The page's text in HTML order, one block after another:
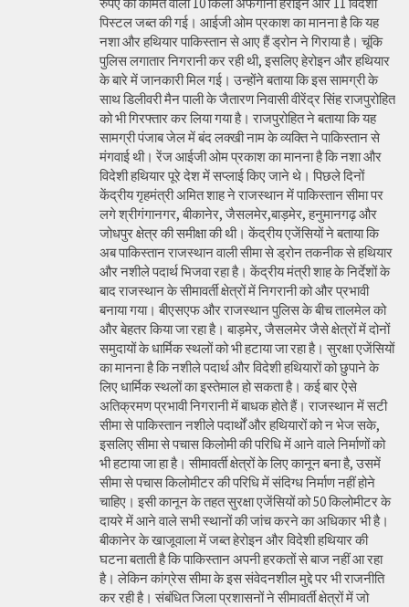
पिस्टल जब्त की गई। आईजी ओम प्रकाश का मानना है कि यह
नशा और हथियार पाकिस्तान से आए हैं ड्रोन ने गिराया है। चूंकि
पुलिस लगातार निगरानी कर रही थी, इसलिए हेरोइन और हथियार
के बारे में जानकारी मिल गई। उन्होंने बताया कि इस सामग्री के
साथ डिलीवरी मैन पाली के जैतारण निवासी वीरेंद्र सिंह राजपुरोहित
को भी गिरफ्तार कर लिया गया है। राजपुरोहित ने बताया कि यह
सामग्री पंजाब जेल में बंद लक्खी नाम के व्यक्ति ने पाकिस्तान से
मंगवाई थी। रेंज आईजी ओम प्रकाश का मानना है कि नशा और
विदेशी हथियार पूरे देश में सप्लाई किए जाने थे। पिछले दिनों
केंद्रीय गृहमंत्री अमित शाह ने राजस्थान में पाकिस्तान सीमा पर
लगे श्रीगंगानगर, बीकानेर, जैसलमेर,बाड़मेर, हनुमानगढ़ और
जोधपुर क्षेत्र की समीक्षा की थी। केंद्रीय एजेंसियों ने बताया कि
अब पाकिस्तान राजस्थान वाली सीमा से ड्रोन तकनीक से हथियार
और नशीले पदार्थ भिजवा रहा है। केंद्रीय मंत्री शाह के निर्देशों के
बाद राजस्थान के सीमावर्ती क्षेत्रों में निगरानी को और प्रभावी
बनाया गया। बीएसएफ और राजस्थान पुलिस के बीच तालमेल को
और बेहतर किया जा रहा है। बाड़मेर, जैसलमेर जैसे क्षेत्रों में दोनों
समुदायों के धार्मिक स्थलों को भी हटाया जा रहा है। सुरक्षा एजेंसियों
का मानना है कि नशीले पदार्थ और विदेशी हथियारों को छुपाने के
लिए धार्मिक स्थलों का इस्तेमाल हो सकता है। कई बार ऐसे
अतिक्रमण प्रभावी निगरानी में बाधक होते हैं। राजस्थान में सटी
सीमा से पाकिस्तान नशीले पदार्थों और हथियारों को न भेज सके,
इसलिए सीमा से पचास किलोमी की परिधि में आने वाले निर्माणों को
भी हटाया जा हा है। सीमावर्ती क्षेत्रों के लिए कानून बना है, उसमें
सीमा से पचास किलोमीटर की परिधि में संदिग्ध निर्माण नहीं होने
चाहिए। इसी कानून के तहत सुरक्षा एजेंसियों को 50 किलोमीटर के
दायरे में आने वाले सभी स्थानों की जांच करने का अधिकार भी है।
बीकानेर के खाजूवाला में जब्त हेरोइन और विदेशी हथियार की
घटना बताती है कि पाकिस्तान अपनी हरकतों से बाज नहीं आ रहा
है। लेकिन कांग्रेस सीमा के इस संवेदनशील मुद्दे पर भी राजनीति
कर रही है। संबंधित जिला प्रशासनों ने सीमावर्ती क्षेत्रों में जो